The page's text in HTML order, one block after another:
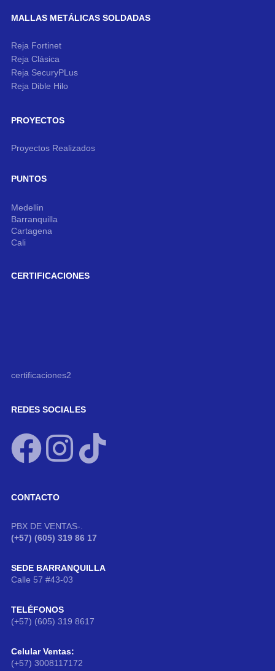
MALLAS METÁLICAS SOLDADAS
Reja Fortinet
Reja Clásica
Reja SecuryPLus
Reja Dible Hilo
PROYECTOS
Proyectos Realizados
PUNTOS
Medellin
Barranquilla
Cartagena
Cali
CERTIFICACIONES
certificaciones2
REDES SOCIALES
CONTACTO
PBX DE VENTAS-.
(+57) (605) 319 86 17
SEDE BARRANQUILLA
Calle 57 #43-03
TELÉFONOS
(+57) (605) 319 8617
Celular Ventas:
(+57) 3008117172